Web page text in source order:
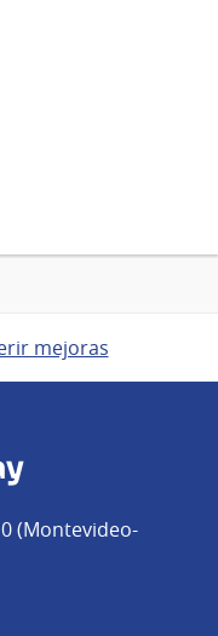
mejoras
(Montevideo-